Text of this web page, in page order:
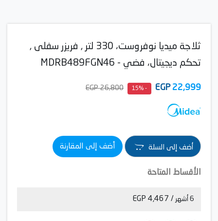
ثلاجة ميديا نوفروست، 330 لتر , فريزر سفلى ,
تحكم ديجيتال، فضي - MDRB489FGN46
22,999
EGP
- 15%
26,800 EGP
أضف إلى السلة أضف إلى المقارنة
الأقساط المتاحة
6 أشهر / 4,467 EGP